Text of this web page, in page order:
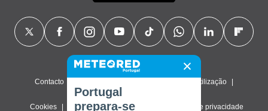
Contacto Termos de utilização
Cookies Política de privacidade Definições de privacidade
Portugal
prepara-se